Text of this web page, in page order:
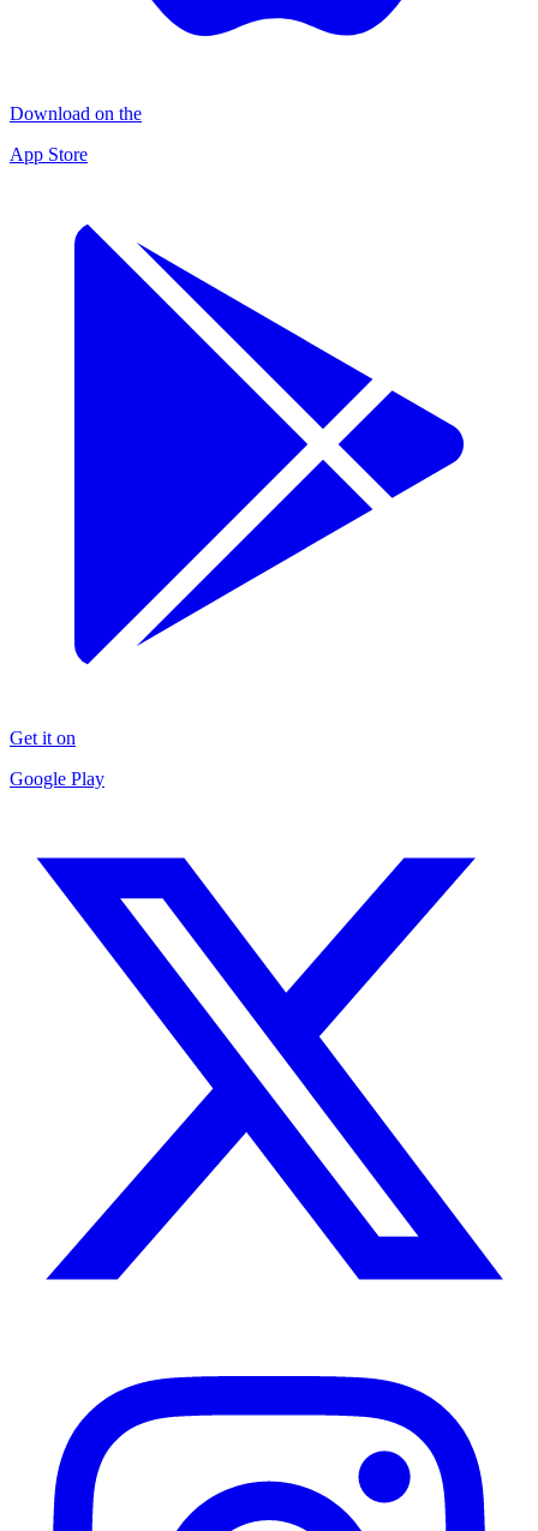
Download on the
App Store
Get it on
Google Play